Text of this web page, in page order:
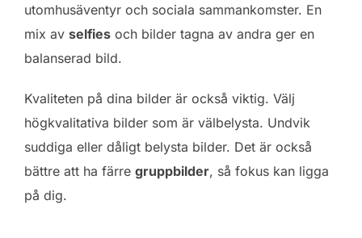
utomhusäventyr och sociala sammankomster. En
mix av selfies och bilder tagna av andra ger en
balanserad bild.
Kvaliteten på dina bilder är också viktig. Välj
högkvalitativa bilder som är välbelysta. Undvik
suddiga eller dåligt belysta bilder. Det är också
bättre att ha färre gruppbilder, så fokus kan ligga
på dig.